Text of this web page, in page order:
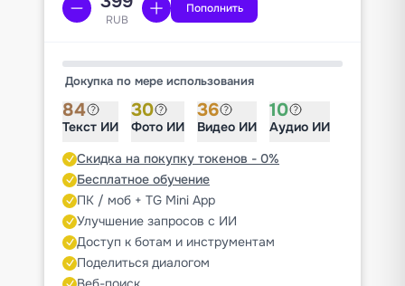
RUB
Пополнить
Докупка по мере использования
84
Текст ИИ
30
Фото ИИ
36
Видео ИИ
10
Аудио ИИ
Скидка на покупку токенов - 0%
Бесплатное обучение
ПК / моб + TG Mini App
Улучшение запросов с ИИ
Доступ к ботам и инструментам
Поделиться диалогом